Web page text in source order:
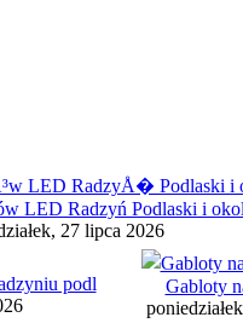
LED Radzyń Podlaski i
27 lipca 2026
podl
Gabloty